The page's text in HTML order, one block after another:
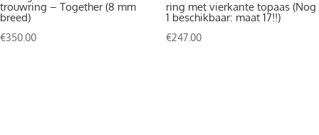
trouwring – Together (8 mm
breed)
€350.00
ring met vierkante topaas (Nog
1 beschikbaar: maat 17!!)
€247.00